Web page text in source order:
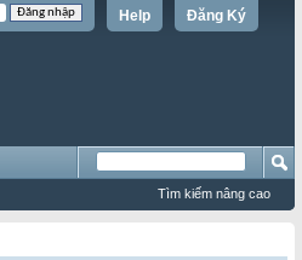
Đăng Ký
Help
Tìm kiếm nâng cao